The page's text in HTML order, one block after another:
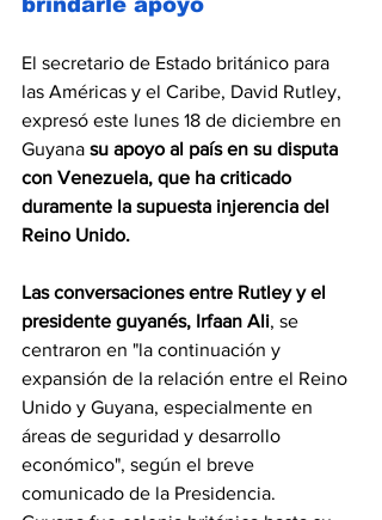
brindarle apoyo
El secretario de Estado británico para
las Américas y el Caribe, David Rutley,
expresó este lunes 18 de diciembre en
Guyana su apoyo al país en su disputa
con Venezuela, que ha criticado
duramente la supuesta injerencia del
Reino Unido.
Las conversaciones entre Rutley y el
presidente guyanés, Irfaan Ali, se
centraron en "la continuación y
expansión de la relación entre el Reino
Unido y Guyana, especialmente en
áreas de seguridad y desarrollo
económico", según el breve
comunicado de la Presidencia.